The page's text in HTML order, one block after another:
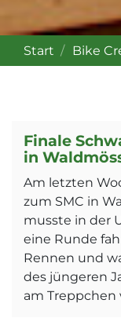
Start Bike
Finale
in
Am letzten
zum SMC in
musste in der
eine Runde
Rennen und
des jüngeren
am